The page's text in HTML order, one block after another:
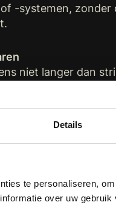
Details
te personaliseren,
over uw
-systemen,
niet langer dan
verwerken in
eenzelfde
voor deze